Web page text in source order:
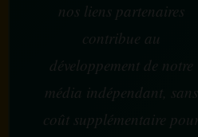
nos liens partenaires
contribue au
développement de notre
média indépendant, sans
coût supplémentaire pour